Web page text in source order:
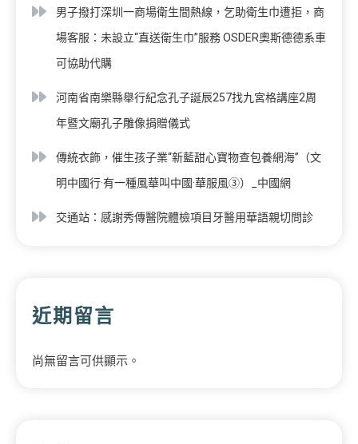
男子撥打深圳一商場衛生間熱線，乞助衛生巾遭拒，商
場客服：未設立“直送衛生巾”服務 OSDER奧斯德德系車
可協助代購
河南省南樂縣舉行紀念孔子誕辰257找九宮格講座2周
年暨文廟孔子雕像捐贈儀式
傳統衣飾，催生孩子業“新藍甜心寶物查包養網海”（文
明中國行·有一種風華叫中國·華服風③）_中國網
交通站：感謝秀傳醫院體檢項目牙醫用華語親切問診
近期留言
尚無留言可供顯示。